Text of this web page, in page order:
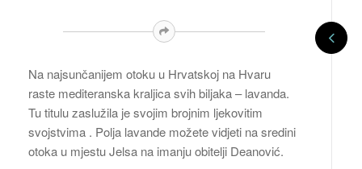
Na najsunčanijem otoku u Hrvatskoj na Hvaru
raste mediteranska kraljica svih biljaka – lavanda.
Tu titulu zaslužila je svojim brojnim ljekovitim
svojstvima . Polja lavande možete vidjeti na sredini
otoka u mjestu Jelsa na imanju obitelji Deanović.